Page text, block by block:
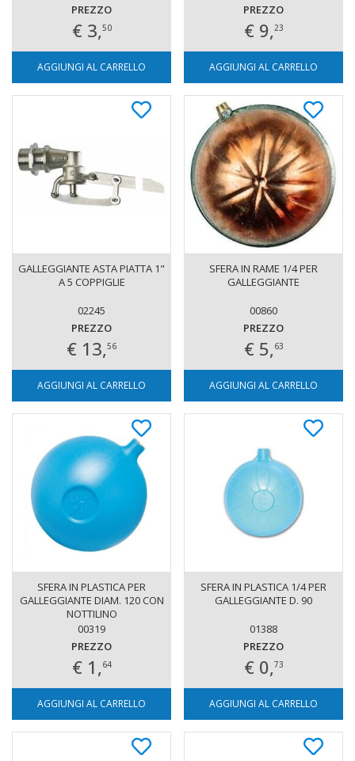
PREZZO
€ 3,50
AGGIUNGI AL CARRELLO
PREZZO
€ 9,23
AGGIUNGI AL CARRELLO
GALLEGGIANTE ASTA PIATTA 1"
A 5 COPPIGLIE
02245
PREZZO
€ 13,56
AGGIUNGI AL CARRELLO
SFERA IN RAME 1/4 PER
GALLEGGIANTE
00860
PREZZO
€ 5,63
AGGIUNGI AL CARRELLO
SFERA IN PLASTICA PER
GALLEGGIANTE DIAM. 120 CON
NOTTILINO
00319
PREZZO
€ 1,64
AGGIUNGI AL CARRELLO
SFERA IN PLASTICA 1/4 PER
GALLEGGIANTE D. 90
01388
PREZZO
€ 0,73
AGGIUNGI AL CARRELLO